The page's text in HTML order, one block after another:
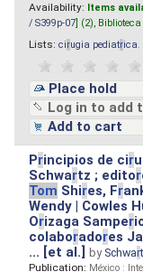
Availability: Items
/ S399p-07 ] (2), Biblioteca
Lists: cirugia pediatrica
Place hold
Log in to add
Add to cart
Principios de cir
Schwartz ; editor
Tom Shires, Fr
Wendy | Cowles
Orizaga Samper
colaboradores
... [et al.]by Schwar
Publication: México : Inte